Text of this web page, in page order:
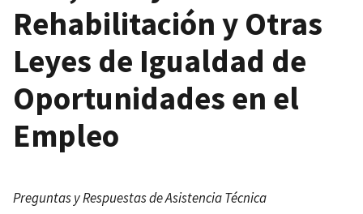
Rehabilitación y Otras
Leyes de Igualdad de
Oportunidades en el
Empleo
Preguntas y Respuestas de Asistencia Técnica